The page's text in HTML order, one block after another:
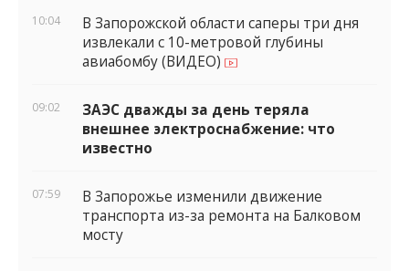
10:04
В Запорожской области саперы три дня
извлекали с 10-метровой глубины
авиабомбу (ВИДЕО)
09:02
ЗАЭС дважды за день теряла
внешнее электроснабжение: что
известно
07:59
В Запорожье изменили движение
транспорта из-за ремонта на Балковом
мосту